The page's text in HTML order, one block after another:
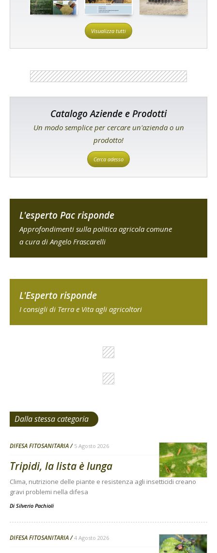
Visualizza tutti
Catalogo Aziende e Prodotti
Un modo semplice per cercare un'azienda o un
prodotto!
Cerca adesso
L'esperto Pac risponde
Approfondimenti sulla politica agricola comune
a cura di Angelo Frascarelli
L'Esperto risponde
I consigli di Terra e Vita agli agricoltori
Dalla stessa categoria
DIFESA FITOSANITARIA 5 Agosto 2026
Tripidi, la lista è lunga
Clima, nutrizione delle piante e resistenza agli insetticidi creano
gravi problemi nella difesa
Di Silverio Pachioli
DIFESA FITOSANITARIA 4 Agosto 2026